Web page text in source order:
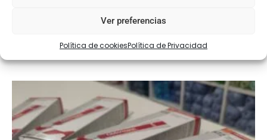
Ver preferencias
Política de cookiesPolítica de Privacidad
Añadir al carrito